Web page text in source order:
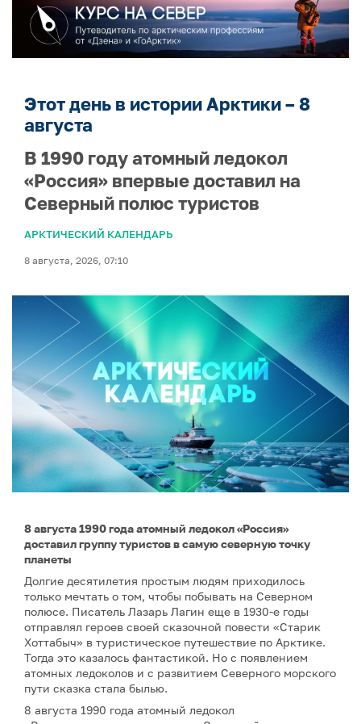
Этот день в истории Арктики – 8
августа
В 1990 году атомный ледокол
«Россия» впервые доставил на
Северный полюс туристов
АРКТИЧЕСКИЙ КАЛЕНДАРЬ
8 августа, 2026, 07:10
8 августа 1990 года атомный ледокол «Россия»
доставил группу туристов в самую северную точку
планеты
Долгие десятилетия простым людям приходилось
только мечтать о том, чтобы побывать на Северном
полюсе. Писатель Лазарь Лагин еще в 1930-е годы
отправлял героев своей сказочной повести «Старик
Хоттабыч» в туристическое путешествие по Арктике.
Тогда это казалось фантастикой. Но с появлением
атомных ледоколов и с развитием Северного морского
пути сказка стала былью.
8 августа 1990 года атомный ледокол